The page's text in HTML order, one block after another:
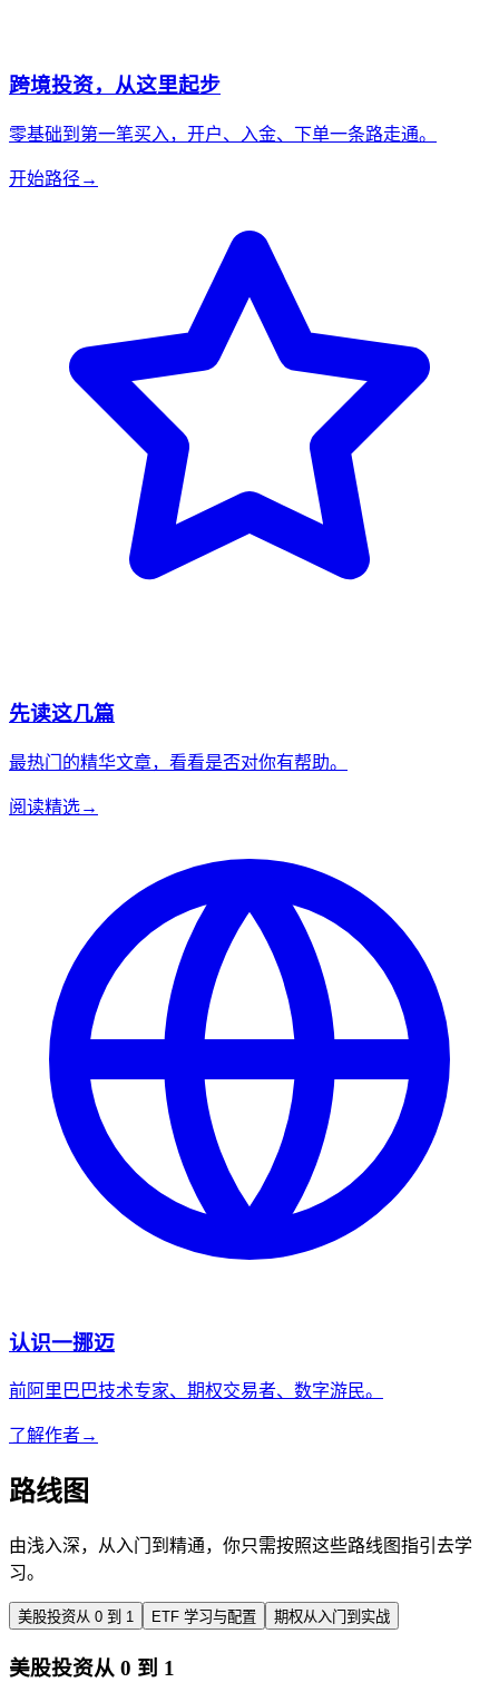
跨境投资，从这里起步
零基础到第一笔买入，开户、入金、下单一条路走通。
开始路径→
先读这几篇
最热门的精华文章，看看是否对你有帮助。
阅读精选→
认识一挪迈
前阿里巴巴技术专家、期权交易者、数字游民。
了解作者→
路线图
由浅入深，从入门到精通，你只需按照这些路线图指引去学
习。
美股投资从 0 到 1 ETF 学习与配置 期权从入门到实战
美股投资从 0 到 1